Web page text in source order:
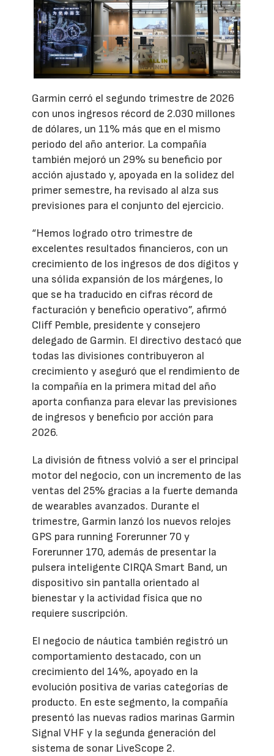
Garmin cerró el segundo trimestre de 2026
con unos ingresos récord de 2.030 millones
de dólares, un 11% más que en el mismo
periodo del año anterior. La compañía
también mejoró un 29% su beneficio por
acción ajustado y, apoyada en la solidez del
primer semestre, ha revisado al alza sus
previsiones para el conjunto del ejercicio.
“Hemos logrado otro trimestre de
excelentes resultados financieros, con un
crecimiento de los ingresos de dos dígitos y
una sólida expansión de los márgenes, lo
que se ha traducido en cifras récord de
facturación y beneficio operativo”, afirmó
Cliff Pemble, presidente y consejero
delegado de Garmin. El directivo destacó que
todas las divisiones contribuyeron al
crecimiento y aseguró que el rendimiento de
la compañía en la primera mitad del año
aporta confianza para elevar las previsiones
de ingresos y beneficio por acción para
2026.
La división de fitness volvió a ser el principal
motor del negocio, con un incremento de las
ventas del 25% gracias a la fuerte demanda
de wearables avanzados. Durante el
trimestre, Garmin lanzó los nuevos relojes
GPS para running Forerunner 70 y
Forerunner 170, además de presentar la
pulsera inteligente CIRQA Smart Band, un
dispositivo sin pantalla orientado al
bienestar y la actividad física que no
requiere suscripción.
El negocio de náutica también registró un
comportamiento destacado, con un
crecimiento del 14%, apoyado en la
evolución positiva de varias categorías de
producto. En este segmento, la compañía
presentó las nuevas radios marinas Garmin
Signal VHF y la segunda generación del
sistema de sonar LiveScope 2.